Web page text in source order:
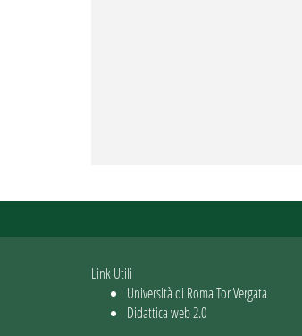
Link Utili
Università di Roma Tor Vergata
Didattica web 2.0